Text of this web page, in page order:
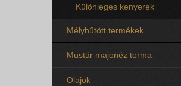
Különleges kenyerek
Mélyhűtött termékek
Mustár majonéz torma
Olajok